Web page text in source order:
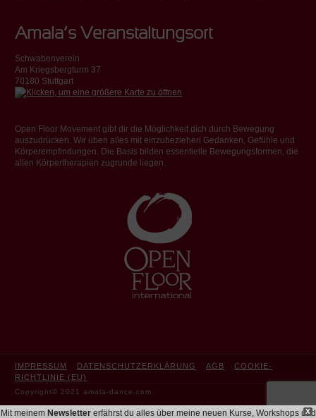
Amala’s Veranstaltungsort
Schwabenverein
Am Kriegsbergturm 37
70180 Stuttgart
Open Floor Movement gibt dir die Möglichkeit dich durch Bewegung
auszudrücken. Wir üben alles mit einzubeziehen Gedanken, Gefühle und
Körperempfindungen. Die Basis bilden essentielle Bewegungsformen, die
allen Körpertherapien zugrunde liegen.
IMPRESSUM DATENSCHUTZERKLÄRUNG AGB
COOKIE-
RICHTLINIE (EU)
Copyright© 2021 amala-dance.com
X
Mit meinem Newsletter erfährst du alles über meine neuen Kurse, Workshops und